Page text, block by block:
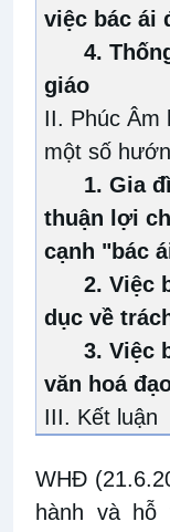
việc bác ái
4.
giáo
II. Phúc Âm
một số
1. Gia
thuận lợi
cạnh "bác
2. Việc
dục về
3. Việc
văn hoá
III. Kết luận
WHĐ
hành và hỗ